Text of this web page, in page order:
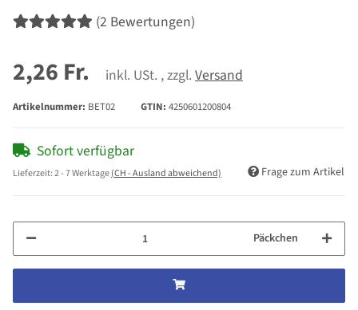
(2 Bewertungen)
2,26 Fr. inkl. USt. , zzgl. Versand
Artikelnummer: BET02 GTIN: 4250601200804
Sofort verfügbar
Lieferzeit:2 - 7 Werktage(CH - Ausland abweichend) Frage zum Artikel
Päckchen